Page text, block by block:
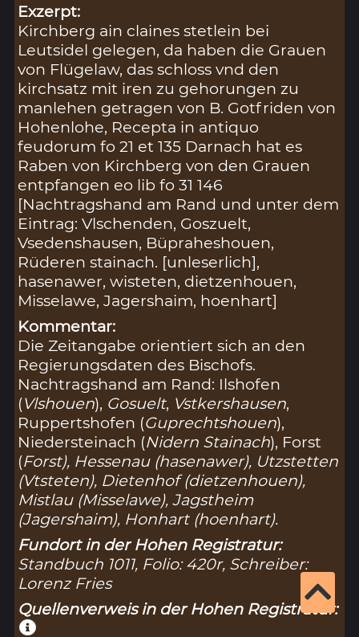
Exzerpt:
Kirchberg ain claines stetlein bei
Leutsidel gelegen, da haben die Grauen
von Flügelaw, das schloss vnd den
kirchsatz mit iren zu gehorungen zu
manlehen getragen von B. Gotfriden von
Hohenlohe, Recepta in antiquo
feudorum fo 21 et 135 Darnach hat es
Raben von Kirchberg von den Grauen
entpfangen eo lib fo 31 146
[Nachtragshand am Rand und unter dem
Eintrag: Vlschenden, Goszuelt,
Vsedenshausen, Büpraheshouen,
Rüderen stainach. [unleserlich],
hasenawer, wisteten, dietzenhouen,
Misselawe, Jagershaim, hoenhart]
Kommentar:
Die Zeitangabe orientiert sich an den
Regierungsdaten des Bischofs.
Nachtragshand am Rand: Ilshofen
(Vlshouen), Gosuelt, Vstkershausen,
Ruppertshofen (Guprechtshouen),
Niedersteinach (Nidern Stainach), Forst
(Forst), Hessenau (hasenawer), Utzstetten
(Vtsteten), Dietenhof (dietzenhouen),
Mistlau (Misselawe), Jagstheim
(Jagershaim), Honhart (hoenhart).
Fundort in der Hohen Registratur:
Standbuch 1011, Folio: 420r, Schreiber:
Lorenz Fries
Quellenverweis in der Hohen Registratur: